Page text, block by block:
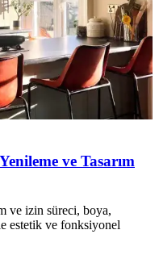
ve Tasarım
ve izin süreci, boya,
estetik ve fonksiyonel